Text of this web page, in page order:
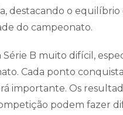
destacando o equilíbrio
do campeonato.
Série B muito difícil,
Cada ponto
importante. Os
podem fazer